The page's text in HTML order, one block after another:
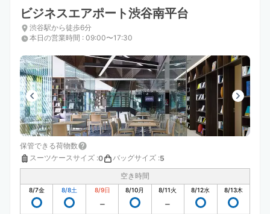
ビジネスエアポート渋谷南平台
渋谷駅から徒歩6分
本日の営業時間 : 09:00〜17:30
保管できる荷物数
スーツケースサイズ :0 バッグサイズ :5
空き時間
8/7金 8/8土 8/9日 8/10月 8/11火 8/12水 8/13木